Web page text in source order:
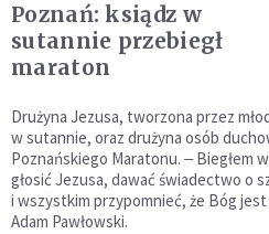
Poznań: ksiądz w
sutannie przebiegł
maraton
Drużyna Jezusa, tworzona przez
w sutannie, oraz drużyna osób
Poznańskiego Maratonu. ‒ Biegłem
głosić Jezusa, dawać świadectwo o
i wszystkim przypomnieć, że Bóg
Adam Pawłowski.